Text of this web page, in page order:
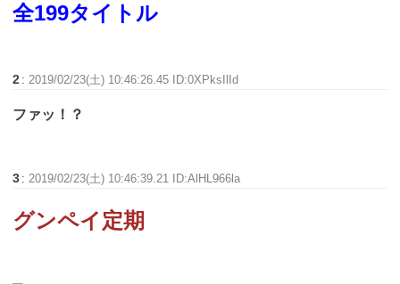
全199タイトル
2 :2019/02/23(土) 10:46:26.45 ID:0XPksIlId
ファッ！？
3 :2019/02/23(土) 10:46:39.21 ID:AlHL966la
グンペイ定期